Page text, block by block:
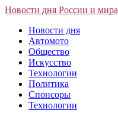
Новости дня России и мира
Новости дня
Автомото
Общество
Искусство
Технологии
Политика
Спонсоры
Технологии